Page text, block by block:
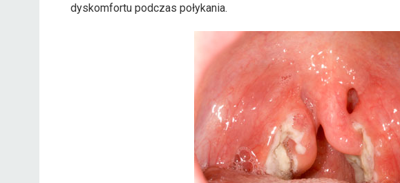
dyskomfortu podczas połykania.